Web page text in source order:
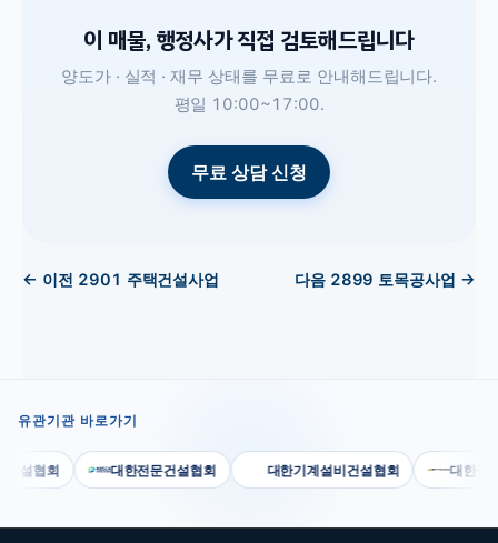
이 매물, 행정사가 직접 검토해드립니다
양도가 · 실적 · 재무 상태를 무료로 안내해드립니다.
평일 10:00~17:00.
무료 상담 신청
← 이전 2901 주택건설사업 다음 2899 토목공사업 →
유관기관 바로가기
설협회 대한전문건설협회 대한기계설비건설협회 대한주택